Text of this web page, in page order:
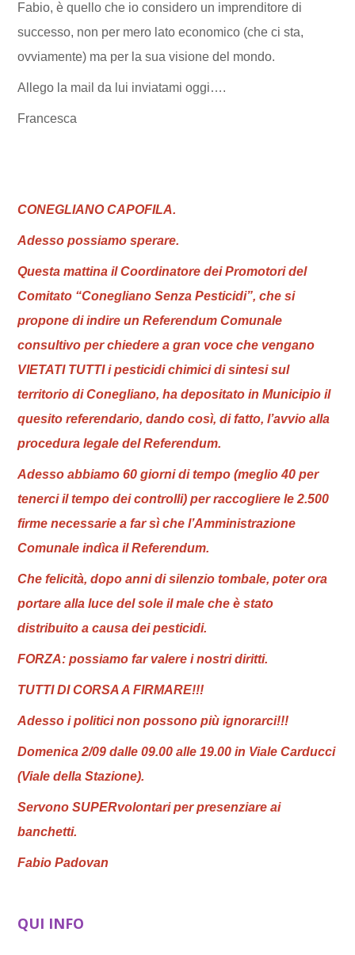
Fabio, è quello che io considero un imprenditore di
successo, non per mero lato economico (che ci sta,
ovviamente) ma per la sua visione del mondo.
Allego la mail da lui inviatami oggi….
Francesca
CONEGLIANO CAPOFILA.
Adesso possiamo sperare.
Questa mattina il Coordinatore dei Promotori del
Comitato “Conegliano Senza Pesticidi”, che si
propone di indire un Referendum Comunale
consultivo per chiedere a gran voce che vengano
VIETATI TUTTI i pesticidi chimici di sintesi sul
territorio di Conegliano, ha depositato in Municipio il
quesito referendario, dando così, di fatto, l’avvio alla
procedura legale del Referendum.
Adesso abbiamo 60 giorni di tempo (meglio 40 per
tenerci il tempo dei controlli) per raccogliere le 2.500
firme necessarie a far sì che l’Amministrazione
Comunale indìca il Referendum.
Che felicità, dopo anni di silenzio tombale, poter ora
portare alla luce del sole il male che è stato
distribuito a causa dei pesticidi.
FORZA: possiamo far valere i nostri diritti.
TUTTI DI CORSA A FIRMARE!!!
Adesso i politici non possono più ignorarci!!!
Domenica 2/09 dalle 09.00 alle 19.00 in Viale Carducci
(Viale della Stazione).
Servono SUPERvolontari per presenziare ai
banchetti.
Fabio Padovan
QUI INFO